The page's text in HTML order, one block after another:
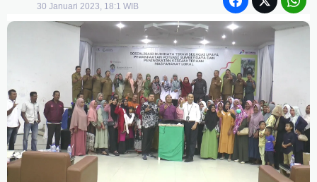
30 Januari 2023, 18:1 WIB